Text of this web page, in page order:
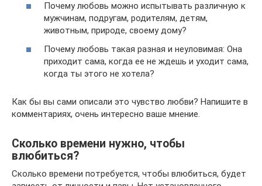
Почему любовь можно испытывать различную к
мужчинам, подругам, родителям, детям,
животным, природе, своему дому?
Почему любовь такая разная и неуловимая: Она
приходит сама, когда ее не ждешь и уходит сама,
когда ты этого не хотела?
Как бы вы сами описали это чувство любви? Напишите в
комментариях, очень интересно ваше мнение.
Сколько времени нужно, чтобы
влюбиться?
Сколько времени потребуется, чтобы влюбиться, будет